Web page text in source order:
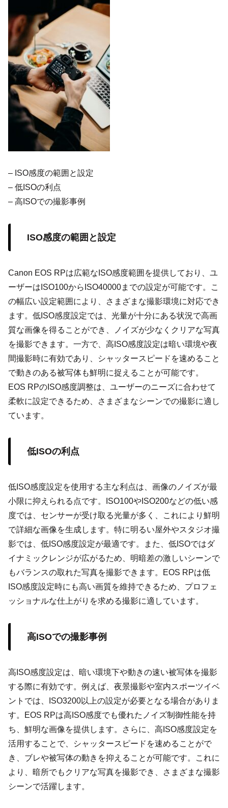
– ISO感度の範囲と設定
– 低ISOの利点
– 高ISOでの撮影事例
ISO感度の範囲と設定
Canon EOS RPは広範なISO感度範囲を提供しており、ユ
ーザーはISO100からISO40000までの設定が可能です。こ
の幅広い設定範囲により、さまざまな撮影環境に対応でき
ます。低ISO感度設定では、光量が十分にある状況で高画
質な画像を得ることができ、ノイズが少なくクリアな写真
を撮影できます。一方で、高ISO感度設定は暗い環境や夜
間撮影時に有効であり、シャッタースピードを速めること
で動きのある被写体も鮮明に捉えることが可能です。
EOS RPのISO感度調整は、ユーザーのニーズに合わせて
柔軟に設定できるため、さまざまなシーンでの撮影に適し
ています。
低ISOの利点
低ISO感度設定を使用する主な利点は、画像のノイズが最
小限に抑えられる点です。ISO100やISO200などの低い感
度では、センサーが受け取る光量が多く、これにより鮮明
で詳細な画像を生成します。特に明るい屋外やスタジオ撮
影では、低ISO感度設定が最適です。また、低ISOではダ
イナミックレンジが広がるため、明暗差の激しいシーンで
もバランスの取れた写真を撮影できます。EOS RPは低
ISO感度設定時にも高い画質を維持できるため、プロフェ
ッショナルな仕上がりを求める撮影に適しています。
高ISOでの撮影事例
高ISO感度設定は、暗い環境下や動きの速い被写体を撮影
する際に有効です。例えば、夜景撮影や室内スポーツイベ
ントでは、ISO3200以上の設定が必要となる場合がありま
す。EOS RPは高ISO感度でも優れたノイズ制御性能を持
ち、鮮明な画像を提供します。さらに、高ISO感度設定を
活用することで、シャッタースピードを速めることがで
き、ブレや被写体の動きを抑えることが可能です。これに
より、暗所でもクリアな写真を撮影でき、さまざまな撮影
シーンで活躍します。